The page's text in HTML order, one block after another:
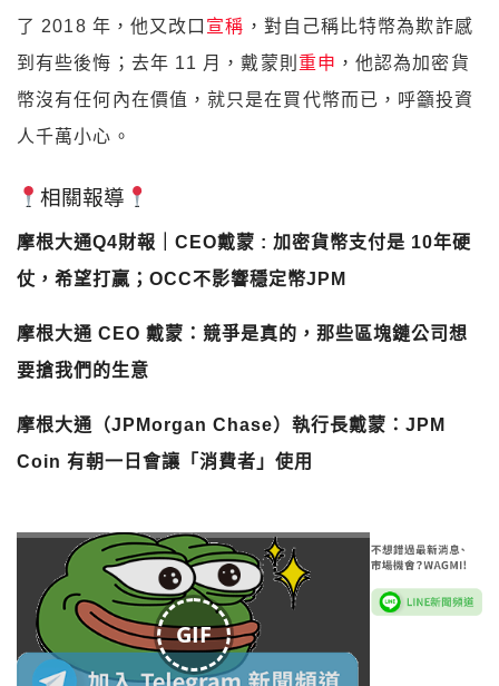
了 2018 年，他又改口 宣稱 ，對自己稱比特幣為欺詐感
到有些後悔；去年 11 月，戴蒙則 重申 ，他認為加密貨
幣沒有任何內在價值，就只是在買代幣而已，呼籲投資
人千萬小心。
相關報導
摩根大通Q4財報｜CEO戴蒙 : 加密貨幣支付是 10年硬
仗，希望打贏；OCC不影響穩定幣JPM
摩根大通 CEO 戴蒙：競爭是真的，那些區塊鏈公司想
要搶我們的生意
摩根大通（JPMorgan Chase）執行長戴蒙：JPM
Coin 有朝一日會讓「消費者」使用
GIF